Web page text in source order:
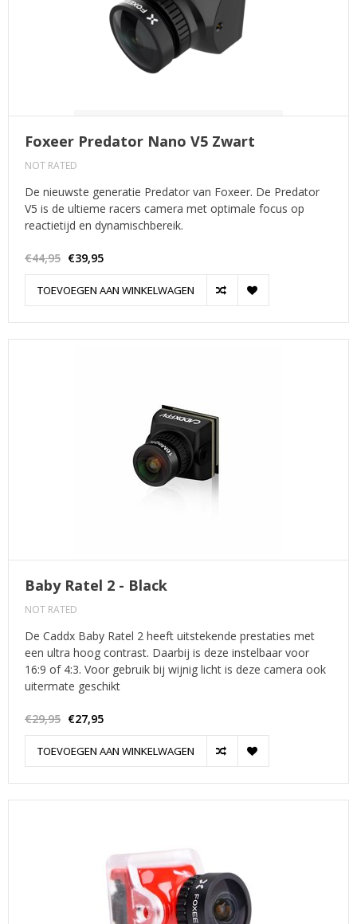
Foxeer Predator Nano V5 Zwart
NOT RATED
De nieuwste generatie Predator van Foxeer. De Predator
V5 is de ultieme racers camera met optimale focus op
reactietijd en dynamischbereik.
€44,95 €39,95
TOEVOEGEN AAN WINKELWAGEN
Baby Ratel 2 - Black
NOT RATED
De Caddx Baby Ratel 2 heeft uitstekende prestaties met
een ultra hoog contrast. Daarbij is deze instelbaar voor
16:9 of 4:3. Voor gebruik bij wijnig licht is deze camera ook
uitermate geschikt
€29,95 €27,95
TOEVOEGEN AAN WINKELWAGEN